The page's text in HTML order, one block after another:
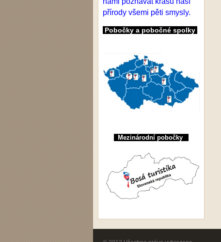
přírody všemi pěti smysly.
Pobočky a pobočné spolky
Mezinárodní pobočky